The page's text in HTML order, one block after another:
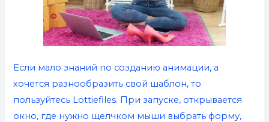
Если мало знаний по созданию анимации, а
хочется разнообразить свой шаблон, то
пользуйтесь Lottiefiles. При запуске, открывается
окно, где нужно щелчком мыши выбрать форму,